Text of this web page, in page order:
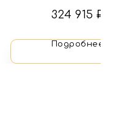
324 915 ₽
Подробнее